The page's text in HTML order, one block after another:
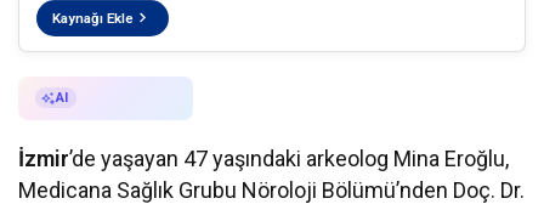
Kaynağı Ekle
AI
İzmir’de yaşayan 47 yaşındaki arkeolog Mina Eroğlu,
Medicana Sağlık Grubu Nöroloji Bölümü’nden Doç. Dr.